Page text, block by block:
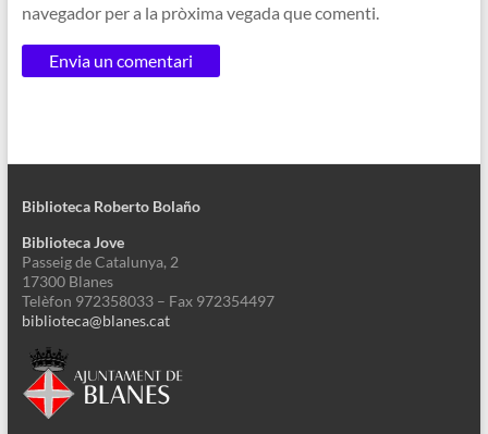
navegador per a la pròxima vegada que comenti.
Biblioteca Roberto Bolaño
Biblioteca Jove
Passeig de Catalunya, 2
17300 Blanes
Telèfon 972358033 – Fax 972354497
biblioteca@blanes.cat